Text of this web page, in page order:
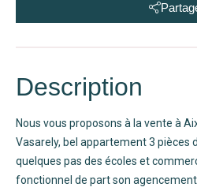
Description
Nous vous proposons à la vente à
Vasarely, bel appartement 3 pièces
quelques pas des écoles et
fonctionnel de part son